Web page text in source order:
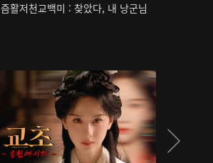
즘활저천교백미 : 찾았다, 내 낭군님